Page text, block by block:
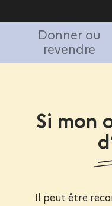
Donner ou
revendre
Si mon
Il peut être